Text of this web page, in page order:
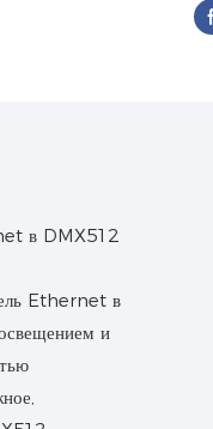
Ethernet в
и